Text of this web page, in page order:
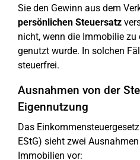
Sie den Gewinn aus dem
persönlichen Steuersatz
nicht, wenn die Immobilie zu
genutzt wurde. In solchen
steuerfrei.
Ausnahmen von der
Eigennutzung
Das
EStG) sieht zwei
Immobilien vor: